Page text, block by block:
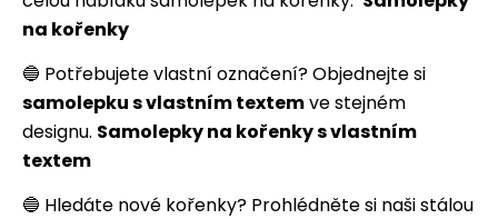
na kořenky
🔵 Potřebujete vlastní označení? Objednejte si
samolepku s vlastním textemve stejném
designu. Samolepky na kořenky s vlastním
textem
🔵 Hledáte nové kořenky? Prohlédněte si naši stálou